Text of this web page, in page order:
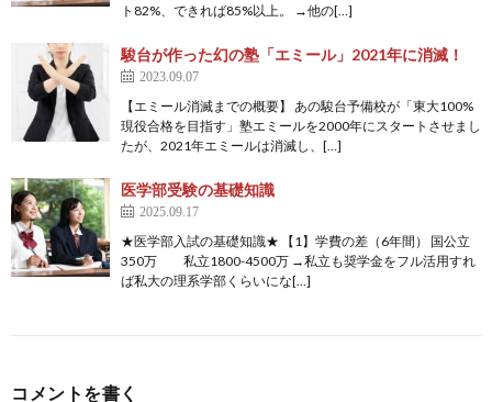
ト82%、できれば85%以上。 →他の[…]
駿台が作った幻の塾「エミール」2021年に消滅！
2023.09.07
【エミール消滅までの概要】 あの駿台予備校が「東大100%
現役合格を目指す」塾エミールを2000年にスタートさせまし
たが、2021年エミールは消滅し、[…]
医学部受験の基礎知識
2025.09.17
★医学部入試の基礎知識★ 【1】学費の差（6年間） 国公立
350万 私立1800-4500万 →私立も奨学金をフル活用すれ
ば私大の理系学部くらいにな[…]
コメントを書く